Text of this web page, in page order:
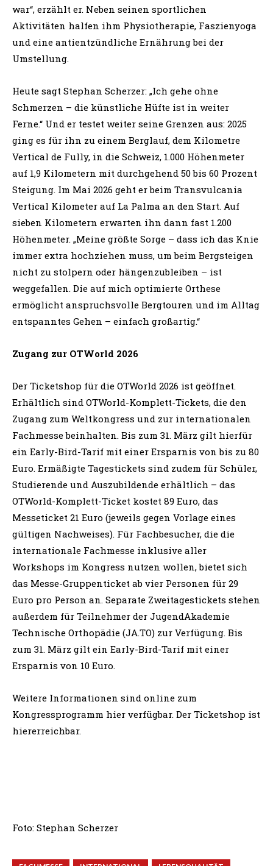
war“, erzählt er. Neben seinen sportlichen
Aktivitäten halfen ihm Physiotherapie, Faszienyoga
und eine antientzündliche Ernährung bei der
Umstellung.
Heute sagt Stephan Scherzer: „Ich gehe ohne
Schmerzen – die künstliche Hüfte ist in weiter
Ferne.“ Und er testet weiter seine Grenzen aus: 2025
ging es für ihn zu einem Berglauf, dem Kilometre
Vertical de Fully, in die Schweiz, 1.000 Höhenmeter
auf 1,9 Kilometern mit durchgehend 50 bis 60 Prozent
Steigung. Im Mai 2026 geht er beim Transvulcania
Vertical Kilometer auf La Palma an den Start. Auf
sieben Kilometern erwarten ihn dann fast 1.200
Höhenmeter. „Meine größte Sorge – dass ich das Knie
immer extra hochziehen muss, um beim Bergsteigen
nicht zu stolpern oder hängenzubleiben – ist
weggefallen. Die auf mich optimierte Orthese
ermöglicht anspruchsvolle Bergtouren und im Alltag
entspanntes Gehen – einfach großartig.“
Zugang zur OTWorld 2026
Der Ticketshop für die OTWorld 2026 ist geöffnet.
Erhältlich sind OTWorld-Komplett-Tickets, die den
Zugang zum Weltkongress und zur internationalen
Fachmesse beinhalten. Bis zum 31. März gilt hierfür
ein Early-Bird-Tarif mit einer Ersparnis von bis zu 80
Euro. Ermäßigte Tagestickets sind zudem für Schüler,
Studierende und Auszubildende erhältlich – das
OTWorld-Komplett-Ticket kostet 89 Euro, das
Messeticket 21 Euro (jeweils gegen Vorlage eines
gültigen Nachweises). Für Fachbesucher, die die
internationale Fachmesse inklusive aller
Workshops im Kongress nutzen wollen, bietet sich
das Messe-Gruppenticket ab vier Personen für 29
Euro pro Person an. Separate Zweitagestickets stehen
außerdem für Teilnehmer der JugendAkademie
Technische Orthopädie (JA.TO) zur Verfügung. Bis
zum 31. März gilt ein Early-Bird-Tarif mit einer
Ersparnis von 10 Euro.
Weitere Informationen sind online zum
Kongressprogramm hier verfügbar. Der Ticketshop ist
hiererreichbar.
Foto: Stephan Scherzer